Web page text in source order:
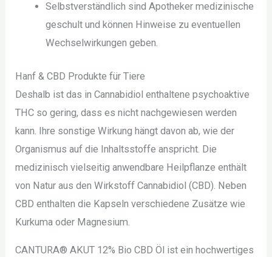
Selbstverständlich sind Apotheker medizinische
geschult und können Hinweise zu eventuellen
Wechselwirkungen geben.
Hanf & CBD Produkte für Tiere
Deshalb ist das in Cannabidiol enthaltene psychoaktive
THC so gering, dass es nicht nachgewiesen werden
kann. Ihre sonstige Wirkung hängt davon ab, wie der
Organismus auf die Inhaltsstoffe anspricht. Die
medizinisch vielseitig anwendbare Heilpflanze enthält
von Natur aus den Wirkstoff Cannabidiol (CBD). Neben
CBD enthalten die Kapseln verschiedene Zusätze wie
Kurkuma oder Magnesium.
CANTURA® AKUT 12% Bio CBD Öl ist ein hochwertiges